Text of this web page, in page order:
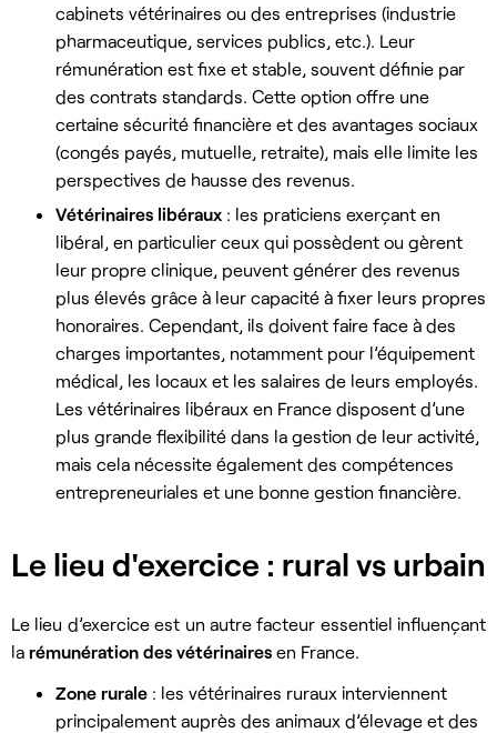
cabinets vétérinaires ou des entreprises (industrie
pharmaceutique, services publics, etc.). Leur
rémunération est fixe et stable, souvent définie par
des contrats standards. Cette option offre une
certaine sécurité financière et des avantages sociaux
(congés payés, mutuelle, retraite), mais elle limite les
perspectives de hausse des revenus.
Vétérinaires libéraux : les praticiens exerçant en
libéral, en particulier ceux qui possèdent ou gèrent
leur propre clinique, peuvent générer des revenus
plus élevés grâce à leur capacité à fixer leurs propres
honoraires. Cependant, ils doivent faire face à des
charges importantes, notamment pour l’équipement
médical, les locaux et les salaires de leurs employés.
Les vétérinaires libéraux en France disposent d’une
plus grande flexibilité dans la gestion de leur activité,
mais cela nécessite également des compétences
entrepreneuriales et une bonne gestion financière.
Le lieu d'exercice : rural vs urbain
Le lieu d’exercice est un autre facteur essentiel influençant
la rémunération des vétérinaires en France.
Zone rurale : les vétérinaires ruraux interviennent
principalement auprès des animaux d’élevage et des